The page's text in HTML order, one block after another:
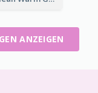
ANZEIGEN